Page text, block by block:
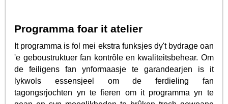
Programma foar it atelier
It programma is fol mei ekstra funksjes dy't bydrage oan
'e geboustruktuer fan kontrôle en kwaliteitsbehear. Om
de feiligens fan ynformaasje te garandearjen is it
lykwols essensjeel om de ferdieling fan
tagongsrjochten yn te fieren om it programma yn te